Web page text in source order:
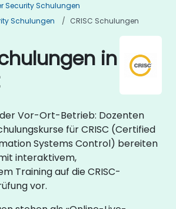
Security Schulungen
Schulungen
CRISC Schulungen
in
Vor-Ort-Betrieb: Dozenten
für CRISC (Certified
Systems Control) bereiten
interaktivem,
Training auf die CRISC-
vor.